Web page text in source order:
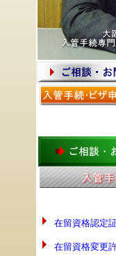
在留資格認定
在留資格変更